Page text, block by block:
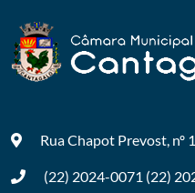
Rua Chapot Prevost, nº
(22) 2024-0071 (22)